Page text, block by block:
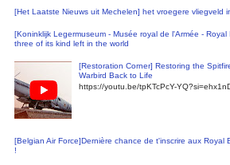
[Het Laatste Nieuws uit Mechelen] het vroegere vliegveld
[Koninklijk Legermuseum - Musée royal de l'Armée -
three of its kind left in the world
[Restoration Corner] Restoring the
Warbird Back to Life
https://youtu.be/tpKTcPcY-
[Belgian Air Force]Dernière chance de t'inscrire aux Royal
!